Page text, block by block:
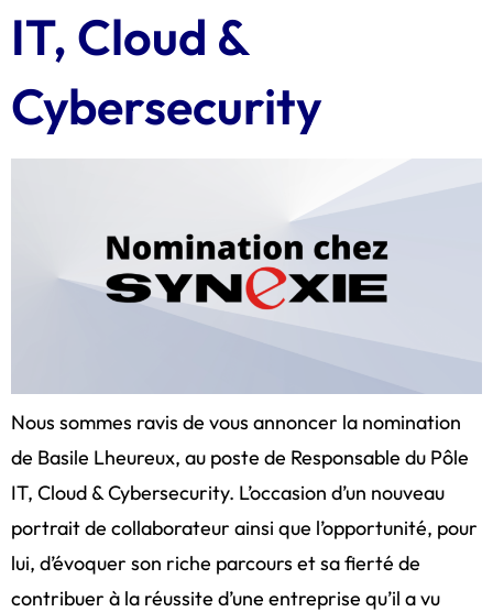
IT, Cloud &
Cybersecurity
Nous sommes ravis de vous annoncer la nomination
de Basile Lheureux, au poste de Responsable du Pôle
IT, Cloud & Cybersecurity. L’occasion d’un nouveau
portrait de collaborateur ainsi que l’opportunité, pour
lui, d’évoquer son riche parcours et sa fierté de
contribuer à la réussite d’une entreprise qu’il a vu